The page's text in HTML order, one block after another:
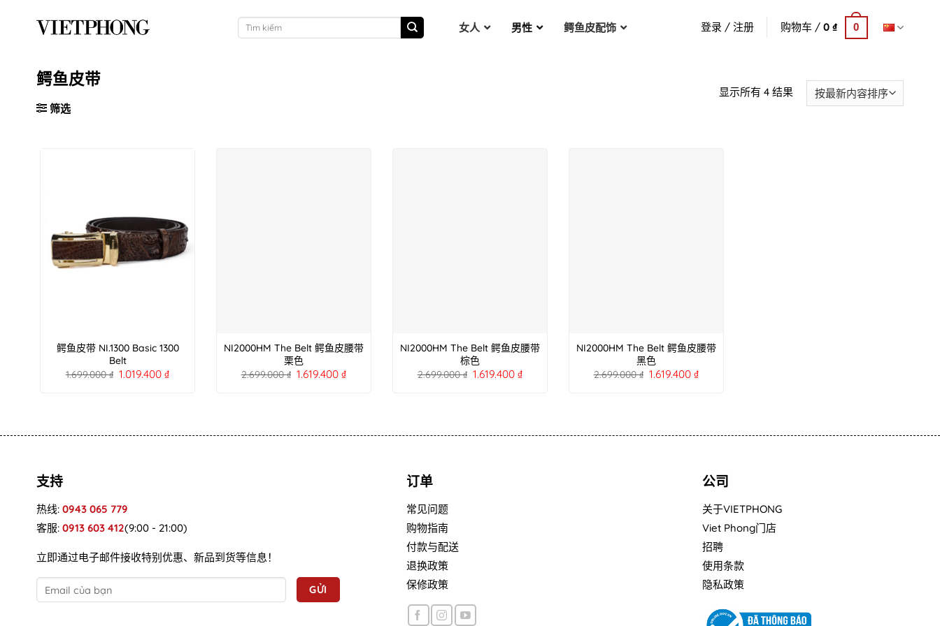
索：
女人 男性 鳄鱼皮配饰 登录 / 注册 购物车 / 0 ₫ 0
鳄鱼皮带
筛选
显示所有 4 结果按
鳄鱼皮带 NI.1300 Basic 1300
Belt
1.699.000₫ 1.019.400₫
NI2000HM The Belt 鳄鱼皮腰带
栗色
2.699.000₫ 1.619.400₫
NI2000HM The Belt 鳄鱼皮腰带
棕色
2.699.000₫ 1.619.400₫
NI2000HM The Belt 鳄鱼皮腰带
黑色
2.699.000₫ 1.619.400₫
支持
热线: 0943 065 779
客服: 0913 603 412(9:00 - 21:00)
立即通过电子邮件接收特别优惠、新品到货等信息！
订单
常见问题
购物指南
付款与配送
退换政策
保修政策
公司
关于VIETPHONG
Viet Phong门店
招聘
使用条款
隐私政策